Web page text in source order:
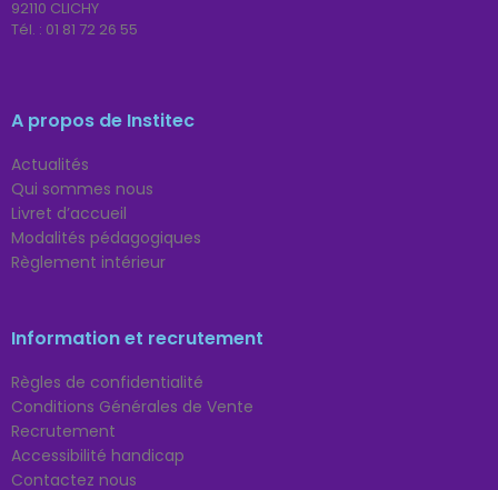
92110 CLICHY
Tél. : 01 81 72 26 55
A propos de Institec
Actualités
Qui sommes nous
Livret d’accueil
Modalités pédagogiques
Règlement intérieur
Information et recrutement
Règles de confidentialité
Conditions Générales de Vente
Recrutement
Accessibilité handicap
Contactez nous